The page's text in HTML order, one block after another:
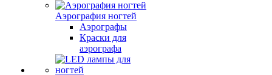
Аэрография ногтей
Аэрографы
Краски для
аэрографа